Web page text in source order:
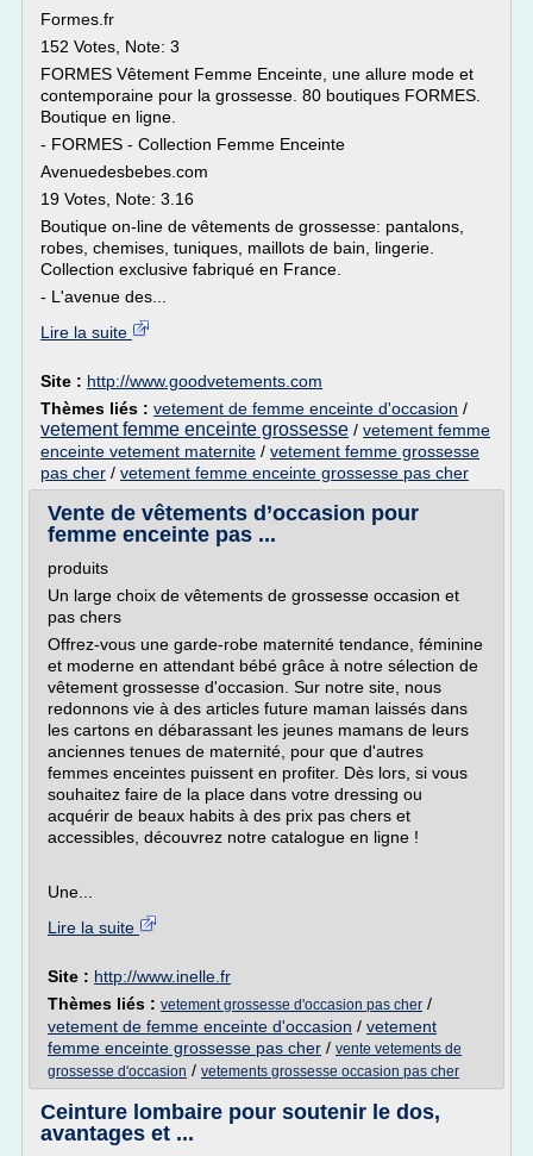
Formes.fr
152 Votes, Note: 3
FORMES Vêtement Femme Enceinte, une allure mode et
contemporaine pour la grossesse. 80 boutiques FORMES.
Boutique en ligne.
- FORMES - Collection Femme Enceinte
Avenuedesbebes.com
19 Votes, Note: 3.16
Boutique on-line de vêtements de grossesse: pantalons,
robes, chemises, tuniques, maillots de bain, lingerie.
Collection exclusive fabriqué en France.
- L'avenue des...
Lire la suite
Site : http://www.goodvetements.com
Thèmes liés : vetement de femme enceinte d'occasion /
vetement femme enceinte grossesse / vetement femme
enceinte vetement maternite / vetement femme grossesse
pas cher / vetement femme enceinte grossesse pas cher
Vente de vêtements d’occasion pour
femme enceinte pas ...
produits
Un large choix de vêtements de grossesse occasion et
pas chers
Offrez-vous une garde-robe maternité tendance, féminine
et moderne en attendant bébé grâce à notre sélection de
vêtement grossesse d'occasion. Sur notre site, nous
redonnons vie à des articles future maman laissés dans
les cartons en débarassant les jeunes mamans de leurs
anciennes tenues de maternité, pour que d'autres
femmes enceintes puissent en profiter. Dès lors, si vous
souhaitez faire de la place dans votre dressing ou
acquérir de beaux habits à des prix pas chers et
accessibles, découvrez notre catalogue en ligne !
Une...
Lire la suite
Site : http://www.inelle.fr
Thèmes liés : vetement grossesse d'occasion pas cher /
vetement de femme enceinte d'occasion / vetement
femme enceinte grossesse pas cher / vente vetements de
grossesse d'occasion / vetements grossesse occasion pas cher
Ceinture lombaire pour soutenir le dos,
avantages et ...